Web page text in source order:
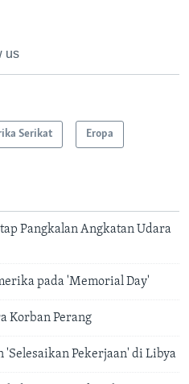
us
Serikat Eropa
Pangkalan Angkatan Udara
pada 'Memorial Day'
Korban Perang
'Selesaikan Pekerjaan' di Libya